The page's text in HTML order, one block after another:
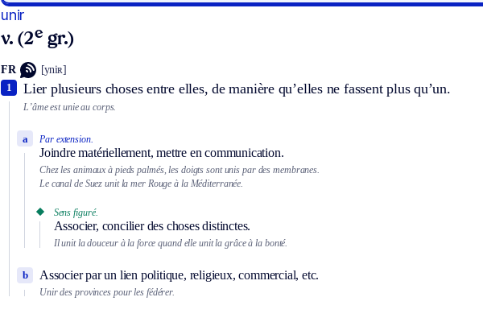
unir
v. (2e gr.)
FR [yniʀ]
Lier plusieurs choses entre elles, de manière qu’elles ne fassent plus qu’un.
1
L’âme est unie au corps.
Par extension.
Joindre matériellement, mettre en communication.
a
Chez les animaux à pieds palmés, les doigts sont unis par des membranes.
Le canal de Suez unit la mer Rouge à la Méditerranée.
Sens figuré.
Associer, concilier des choses distinctes.
Il unit la douceur à la force quand elle unit la grâce à la bonté.
Associer par un lien politique, religieux, commercial, etc.
b
Unir des provinces pour les fédérer.